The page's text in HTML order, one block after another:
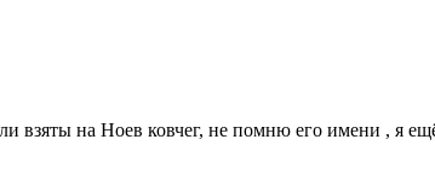
взяты на Ноев ковчег, не помню его имени , я